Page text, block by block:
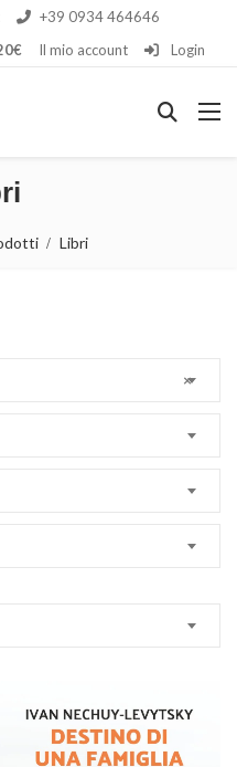
+39 0934 464646
Il mio account Login
Libri
×